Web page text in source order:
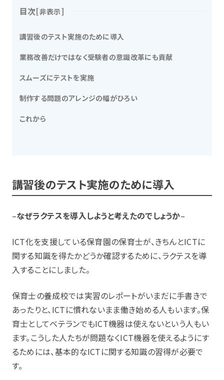
目次[非表示]
講習後のテスト実施のために導入
業務改善だけではなく受験者の意識改革にも貢献
スムーズにテストを実施
制作する問題のアレンジの幅がひろい
これから
講習後のテスト実施のために導入
–なぜラクテスを導入しようと考えたのでしょうか–
ICT化を支援している保育園の保育士が、きちんとICTに
関する知識を得たかどうか確認するために、ラクテスを導
入することにしました。
保育士の養成校では実習のレポートがいまだに手書きで
あったりと、ICTに慣れないまま働き始める人もいます。保
育士としてベテランでもICT機器は使えないという人もい
ます。こうした人たちが問題なくICT機器を使えるようにす
るためには、基本的なICTに関する知識の習得が必要で
す。